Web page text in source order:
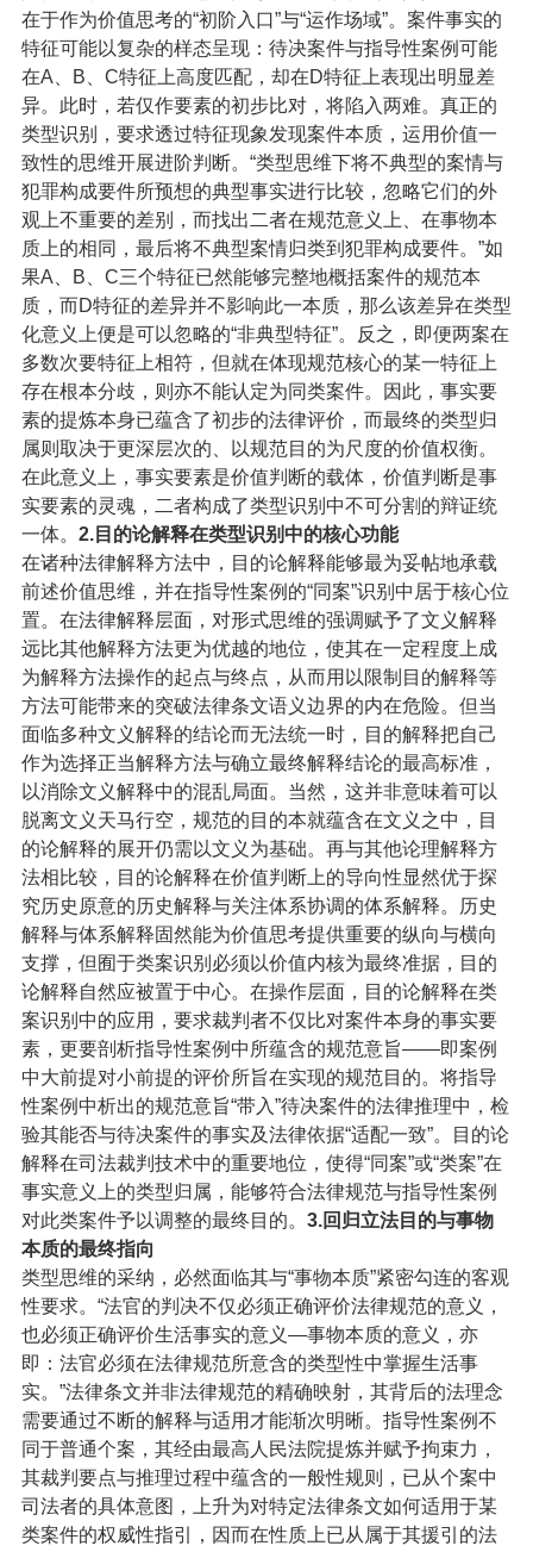
在于作为价值思考的“初阶入口”与“运作场域”。案件事实的
特征可能以复杂的样态呈现：待决案件与指导性案例可能
在A、B、C特征上高度匹配，却在D特征上表现出明显差
异。此时，若仅作要素的初步比对，将陷入两难。真正的
类型识别，要求透过特征现象发现案件本质，运用价值一
致性的思维开展进阶判断。“类型思维下将不典型的案情与
犯罪构成要件所预想的典型事实进行比较，忽略它们的外
观上不重要的差别，而找出二者在规范意义上、在事物本
质上的相同，最后将不典型案情归类到犯罪构成要件。”如
果A、B、C三个特征已然能够完整地概括案件的规范本
质，而D特征的差异并不影响此一本质，那么该差异在类型
化意义上便是可以忽略的“非典型特征”。反之，即便两案在
多数次要特征上相符，但就在体现规范核心的某一特征上
存在根本分歧，则亦不能认定为同类案件。因此，事实要
素的提炼本身已蕴含了初步的法律评价，而最终的类型归
属则取决于更深层次的、以规范目的为尺度的价值权衡。
在此意义上，事实要素是价值判断的载体，价值判断是事
实要素的灵魂，二者构成了类型识别中不可分割的辩证统
一体。 2.目的论解释在类型识别中的核心功能
在诸种法律解释方法中，目的论解释能够最为妥帖地承载
前述价值思维，并在指导性案例的“同案”识别中居于核心位
置。在法律解释层面，对形式思维的强调赋予了文义解释
远比其他解释方法更为优越的地位，使其在一定程度上成
为解释方法操作的起点与终点，从而用以限制目的解释等
方法可能带来的突破法律条文语义边界的内在危险。但当
面临多种文义解释的结论而无法统一时，目的解释把自己
作为选择正当解释方法与确立最终解释结论的最高标准，
以消除文义解释中的混乱局面。当然，这并非意味着可以
脱离文义天马行空，规范的目的本就蕴含在文义之中，目
的论解释的展开仍需以文义为基础。再与其他论理解释方
法相比较，目的论解释在价值判断上的导向性显然优于探
究历史原意的历史解释与关注体系协调的体系解释。历史
解释与体系解释固然能为价值思考提供重要的纵向与横向
支撑，但囿于类案识别必须以价值内核为最终准据，目的
论解释自然应被置于中心。 在操作层面，目的论解释在类
案识别中的应用，要求裁判者不仅比对案件本身的事实要
素，更要剖析指导性案例中所蕴含的规范意旨——即案例
中大前提对小前提的评价所旨在实现的规范目的。将指导
性案例中析出的规范意旨“带入”待决案件的法律推理中，检
验其能否与待决案件的事实及法律依据“适配一致”。目的论
解释在司法裁判技术中的重要地位，使得“同案”或“类案”在
事实意义上的类型归属，能够符合法律规范与指导性案例
对此类案件予以调整的最终目的。 3.回归立法目的与事物
本质的最终指向
类型思维的采纳，必然面临其与“事物本质”紧密勾连的客观
性要求。“法官的判决不仅必须正确评价法律规范的意义，
也必须正确评价生活事实的意义—事物本质的意义，亦
即：法官必须在法律规范所意含的类型性中掌握生活事
实。”法律条文并非法律规范的精确映射，其背后的法理念
需要通过不断的解释与适用才能渐次明晰。指导性案例不
同于普通个案，其经由最高人民法院提炼并赋予拘束力，
其裁判要点与推理过程中蕴含的一般性规则，已从个案中
司法者的具体意图，上升为对特定法律条文如何适用于某
类案件的权威性指引，因而在性质上已从属于其援引的法